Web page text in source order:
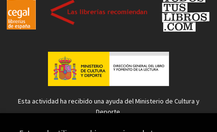
Esta actividad ha recibido una ayuda del Ministerio de Cultura y
Deporte.